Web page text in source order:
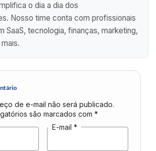
o dia a dia dos
Nosso time conta com profissionais
SaaS, tecnologia, finanças, marketing,
de e-mail não será publicado.
são marcados com *
E-mail *